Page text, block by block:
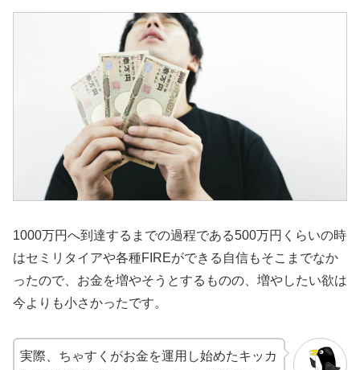
1000万円へ到達するまでの過程である500万円くらいの時
はセミリタイアや各種FIREができる自信もそこまでなか
ったので、お金を増やそうとするものの、増やしたい欲は
今よりも小さかったです。
実際、ちゃすくがお金を運用し始めたキッカ